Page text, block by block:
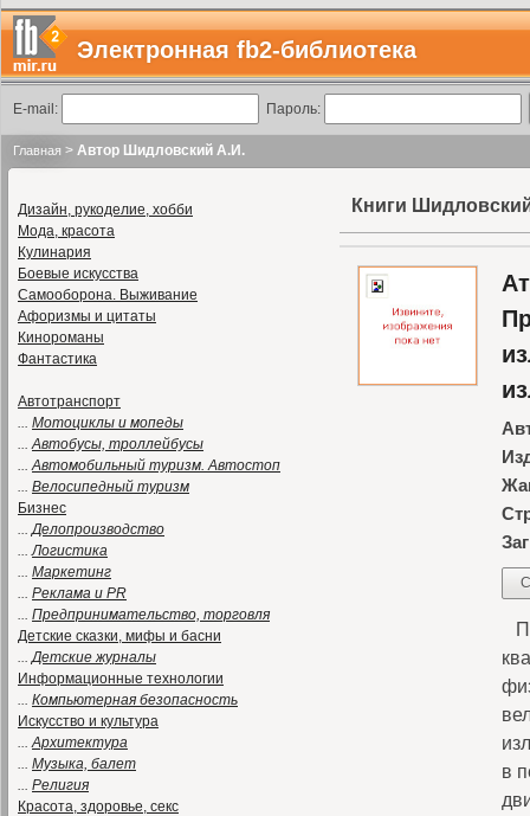
Электронная fb2-библиотека
E-mail: Пароль:
Главная > Автор Шидловский А.И.
Дизайн, рукоделие, хобби
Мода, красота
Кулинария
Боевые искусства
Самооборона. Выживание
Афоризмы и цитаты
Кинороманы
Фантастика
Автотранспорт
... Мотоциклы и мопеды
...Автобусы, троллейбусы
...Автомобильный туризм. Автостоп
... Велосипедный туризм
Бизнес
...Делопроизводство
...Логистика
... Маркетинг
... Реклама и PR
... Предпринимательство, торговля
Детские сказки, мифы и басни
...Детские журналы
Информационные технологии
... Компьютерная безопасность
Искусство и культура
...Архитектура
... Музыка, балет
... Религия
Красота, здоровье, секс
Книги
в